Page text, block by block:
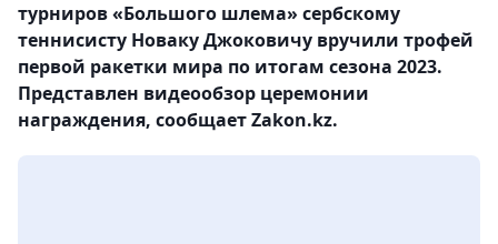
турниров «Большого шлема» сербскому
теннисисту Новаку Джоковичу вручили трофей
первой ракетки мира по итогам сезона 2023.
Представлен видеообзор церемонии
награждения, сообщает Zakon.kz.